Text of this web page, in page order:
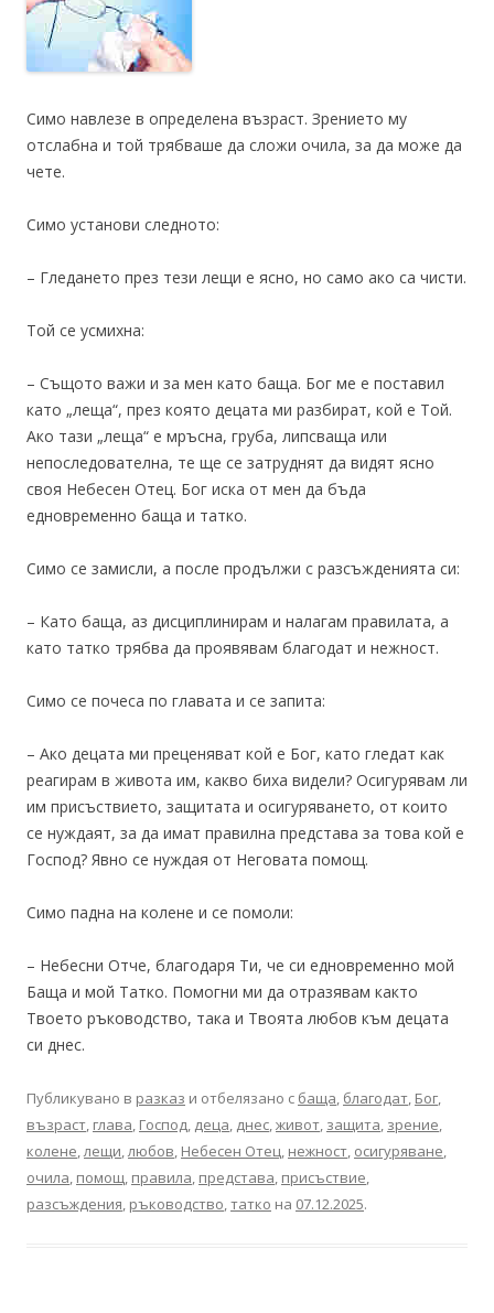
Симо навлезе в определена възраст. Зрението му
отслабна и той трябваше да сложи очила, за да може да
чете.
Симо установи следното:
– Гледането през тези лещи е ясно, но само ако са чисти.
Той се усмихна:
– Същото важи и за мен като баща. Бог ме е поставил
като „леща“, през която децата ми разбират, кой е Той.
Ако тази „леща“ е мръсна, груба, липсваща или
непоследователна, те ще се затруднят да видят ясно
своя Небесен Отец. Бог иска от мен да бъда
едновременно баща и татко.
Симо се замисли, а после продължи с разсъжденията си:
– Като баща, аз дисциплинирам и налагам правилата, а
като татко трябва да проявявам благодат и нежност.
Симо се почеса по главата и се запита:
– Ако децата ми преценяват кой е Бог, като гледат как
реагирам в живота им, какво биха видели? Осигурявам ли
им присъствието, защитата и осигуряването, от които
се нуждаят, за да имат правилна представа за това кой е
Господ? Явно се нуждая от Неговата помощ.
Симо падна на колене и се помоли:
– Небесни Отче, благодаря Ти, че си едновременно мой
Баща и мой Татко. Помогни ми да отразявам както
Твоето ръководство, така и Твоята любов към децата
си днес.
Публикувано в разказ и отбелязано с баща, благодат, Бог,
възраст, глава, Господ, деца, днес,живот, защита, зрение,
колене,лещи,любов, Небесен Отец, нежност, осигуряване,
очила, помощ, правила, представа, присъствие,
разсъждения, ръководство,татко на 07.12.2025.